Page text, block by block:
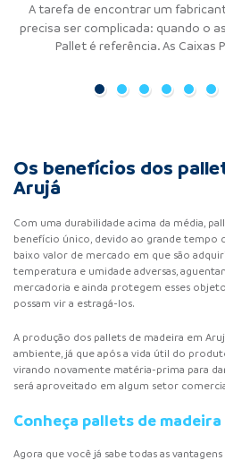
A tarefa de encontrar um
precisa ser complicada: quando o
Pallet é referência. As Caixas
A tarefa de encontrar um
precisa ser complicada: quando
Plástico , a SB Pallet é referência.
Buscando atuar de maneira mais
pallets tem se tornado muito
os ramos da indústria.
Muitas empresas precisam
organizada. Por isso, o uso de
é a melhor opção para o
A locação de pallets de plástico é
para solucionar problemas
com os problemas de excesso e
Um dos grandes problemas de
encontram é a quantidade. Isso
enfrenta dilemas com o excesso
A tarefa de encontrar um
precisa ser complicada:
Contenção, a SB Pallet é
A tarefa de encontrar um
precisa ser complicada: quando o
a SB Pallet é referência. Os
A tarefa de encontrar um
precisa ser complicada: quando o
a SB Pallet é referência. Os
A tarefa de encontrar um
precisa ser complicada: quando o
SB Pallet é referência. O rack
Os benefícios dos
Arujá
Com uma durabilidade acima da média,
benefício único, devido ao grande tempo
baixo valor de mercado em que são
temperatura e umidade adversas,
mercadoria e ainda protegem esses
possam vir a estragá-los.
A produção dos pallets de madeira em
ambiente, já que após a vida útil do
virando novamente matéria-prima para
será aproveitado em algum setor
Conheça pallets de madeira
Agora que você já sabe todas as